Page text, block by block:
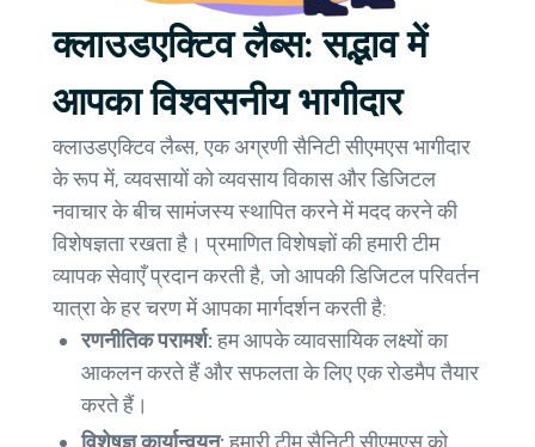
क्लाउडएक्टिव लैब्स: सद्भाव में
आपका विश्वसनीय भागीदार
क्लाउडएक्टिव लैब्स, एक अग्रणी सैनिटी सीएमएस भागीदार
के रूप में, व्यवसायों को व्यवसाय विकास और डिजिटल
नवाचार के बीच सामंजस्य स्थापित करने में मदद करने की
विशेषज्ञता रखता है। प्रमाणित विशेषज्ञों की हमारी टीम
व्यापक सेवाएँ प्रदान करती है, जो आपकी डिजिटल परिवर्तन
यात्रा के हर चरण में आपका मार्गदर्शन करती है:
रणनीतिक परामर्श:हम आपके व्यावसायिक लक्ष्यों का
आकलन करते हैं और सफलता के लिए एक रोडमैप तैयार
करते हैं।